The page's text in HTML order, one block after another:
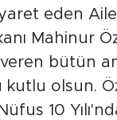
eden Aile
Mahinur
bütün
olsun.
10